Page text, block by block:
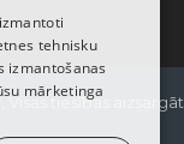
tiesības
ENGLISH
tehnisku
izmantošanas
mārketinga